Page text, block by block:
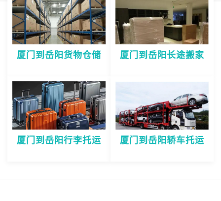
厦门到岳阳货物仓储 厦门到岳阳长途搬家
厦门到岳阳行李托运 厦门到岳阳轿车托运